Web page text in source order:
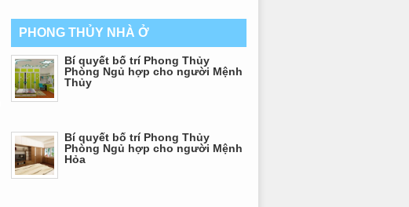
PHONG THỦY NHÀ Ở
Bí quyết bố trí Phong Thủy
Phòng Ngủ hợp cho người Mệnh
Thủy
Bí quyết bố trí Phong Thủy
Phòng Ngủ hợp cho người Mệnh
Hỏa